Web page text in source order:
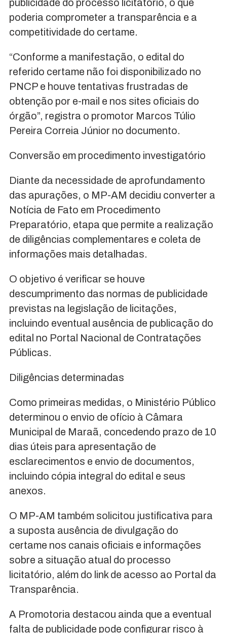
publicidade do processo licitatório, o que
poderia comprometer a transparência e a
competitividade do certame.
“Conforme a manifestação, o edital do
referido certame não foi disponibilizado no
PNCP e houve tentativas frustradas de
obtenção por e-mail e nos sites oficiais do
órgão”, registra o promotor Marcos Túlio
Pereira Correia Júnior no documento.
Conversão em procedimento investigatório
Diante da necessidade de aprofundamento
das apurações, o MP-AM decidiu converter a
Notícia de Fato em Procedimento
Preparatório, etapa que permite a realização
de diligências complementares e coleta de
informações mais detalhadas.
O objetivo é verificar se houve
descumprimento das normas de publicidade
previstas na legislação de licitações,
incluindo eventual ausência de publicação do
edital no Portal Nacional de Contratações
Públicas.
Diligências determinadas
Como primeiras medidas, o Ministério Público
determinou o envio de ofício à Câmara
Municipal de Maraã, concedendo prazo de 10
dias úteis para apresentação de
esclarecimentos e envio de documentos,
incluindo cópia integral do edital e seus
anexos.
O MP-AM também solicitou justificativa para
a suposta ausência de divulgação do
certame nos canais oficiais e informações
sobre a situação atual do processo
licitatório, além do link de acesso ao Portal da
Transparência.
A Promotoria destacou ainda que a eventual
falta de publicidade pode configurar risco à